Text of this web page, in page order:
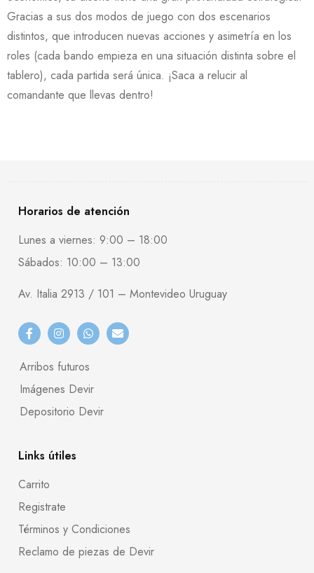
Gracias a sus dos modos de juego con dos escenarios
distintos, que introducen nuevas acciones y asimetría en los
roles (cada bando empieza en una situación distinta sobre el
tablero), cada partida será única. ¡Saca a relucir al
comandante que llevas dentro!
Horarios de atención
Lunes a viernes: 9:00 – 18:00
Sábados: 10:00 – 13:00
Av. Italia 2913 / 101 – Montevideo Uruguay
Arribos futuros
Imágenes Devir
Depositorio Devir
Links útiles
Carrito
Registrate
Términos y Condiciones
Reclamo de piezas de Devir